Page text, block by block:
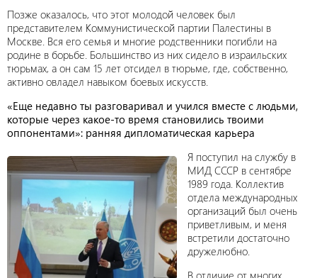
Позже оказалось, что этот молодой человек был
представителем Коммунистической партии Палестины в
Москве. Вся его семья и многие родственники погибли на
родине в борьбе. Большинство из них сидело в израильских
тюрьмах, а он сам 15 лет отсидел в тюрьме, где, собственно,
активно овладел навыком боевых искусств.
«Еще недавно ты разговаривал и учился вместе с людьми,
которые через какое-то время становились твоими
оппонентами»: ранняя дипломатическая карьера
Я поступил на службу в
МИД СССР в сентябре
1989 года. Коллектив
отдела международных
организаций был очень
приветливым, и меня
встретили достаточно
дружелюбно.
В отличие от многих